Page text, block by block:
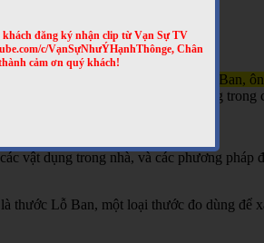
đăng ký nhận clip từ Vạn Sự TV
c/VạnSựNhưÝHạnhThônge, Chân
cảm ơn quý khách!
dựng, gắn liền với tên tuổi của Lỗ Ban,
làm đồ đạc, và đôi khi được sử dụng
vật dụng trong nhà, và các phương
thước Lỗ Ban, một loại thước đo dùng để